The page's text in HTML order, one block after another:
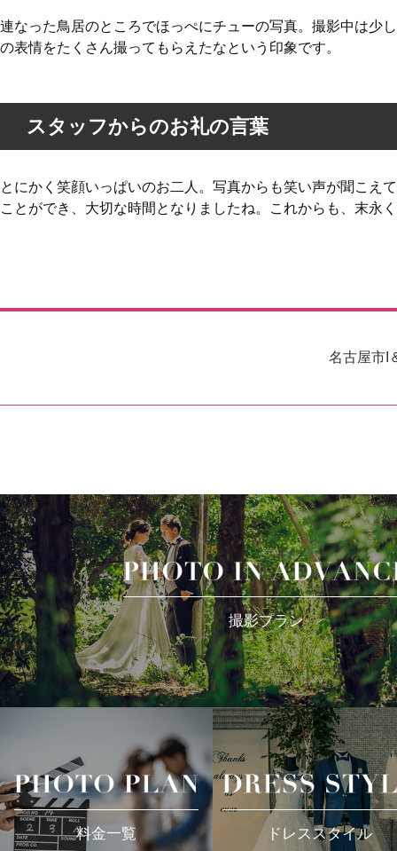
連なった鳥居のところでほっぺにチューの写真。撮影中は少
の表情をたくさん撮ってもらえたなという印象です。
スタッフからのお礼の言葉
とにかく笑顔いっぱいのお二人。写真からも笑い声が聞こえ
ことができ、大切な時間となりましたね。これからも、末永
名古屋市I
撮影プラン
料金一覧 ドレススタイル